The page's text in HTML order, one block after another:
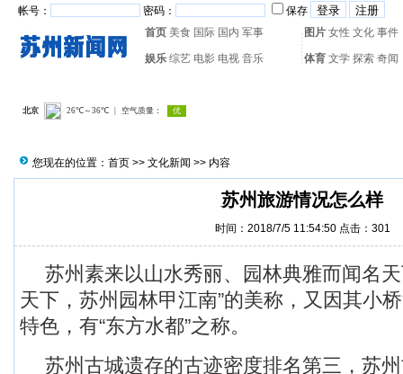
帐号： 密码：
保存
首页 美食 国际 国内 军事 图片 女性 文化 事件
娱乐 综艺 电影 电视 音乐 体育 文学 探索 奇闻
您现在的位置： 首页 >> 文化新闻 >> 内容
苏州旅游情况怎么样
时间：2018/7/5 11:54:50 点击： 301
苏州素来以山水秀丽、园林典雅而闻名
天下，苏州园林甲江南”的美称，又因其小
特色，有“东方水都”之称。
苏州古城遗存的古迹密度排名第三，苏